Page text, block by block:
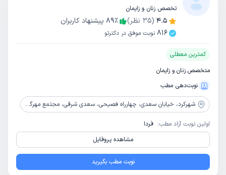
تخصص زنان و زایمان
4.5
(
35 نظر) 89٪
پیشنهاد کاربران
816 نوبت موفق در دکترتو
کمترین معطلی
متخصص زنان و زایمان
نوبت‌دهی مطب
شهرکرد، خیابان سعدی، چهارراه فصیحی، سعدی شرقی، مجتمع مهرگان، جنب آزمایشگاه مهر، طبقه3
اولین نوبت آزاد مطب: فردا
مشاهده پروفایل
نوبت مطب بگیرید